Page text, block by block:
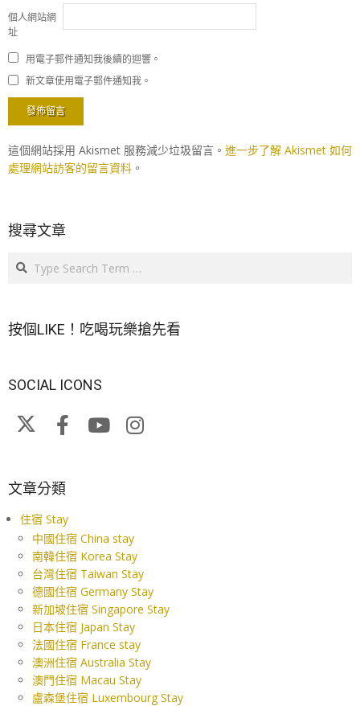
個人網站網
址
用電子郵件通知我後續的迴響。
新文章使用電子郵件通知我。
這個網站採用 Akismet 服務減少垃圾留言。 進一步了解 Akismet 如何
處理網站訪客的留言資料 。
搜尋文章
Search
按個LIKE！吃喝玩樂搶先看
SOCIAL ICONS
文章分類
住宿 Stay
中國住宿 China stay
南韓住宿 Korea Stay
台灣住宿 Taiwan Stay
德國住宿 Germany Stay
新加坡住宿 Singapore Stay
日本住宿 Japan Stay
法國住宿 France stay
澳洲住宿 Australia Stay
澳門住宿 Macau Stay
盧森堡住宿 Luxembourg Stay